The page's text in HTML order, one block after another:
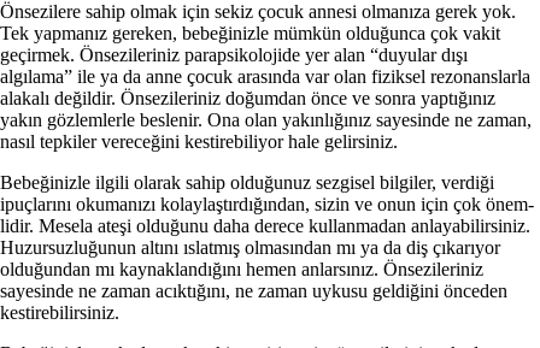
Önsezilere sahip olmak için sekiz çocuk an­nesi olmanıza gerek yok.
Tek yapmanız gere­ken, bebeğinizle mümkün olduğunca çok vakit
geçirmek. Önsezileriniz parapsikolojide yer alan “duyular dışı
algılama” ile ya da anne çocuk arasında var olan fiziksel rezonanslarla
alakalı değildir. Önsezileriniz doğumdan önce ve sonra yaptığınız
yakın gözlemlerle beslenir. Ona olan yakınlığınız sayesinde ne zaman,
nasıl tepkiler vereceğini kestirebiliyor hale gelirsiniz.
Bebeğinizle ilgili olarak sahip olduğunuz sezgisel bilgiler, verdiği
ipuçlarını okumanızı kolaylaştırdığından, sizin ve onun için çok önem­
lidir. Mesela ateşi olduğunu daha derece kullan­madan anlayabilirsiniz.
Huzursuzluğunun altını ıslatmış olmasından mı ya da diş çıkarıyor
olduğundan mı kaynaklandığını hemen anlarsınız. Önsezileriniz
sayesinde ne zaman acıktığını, ne zaman uykusu geldiğini önceden
kestirebilirsi­niz.